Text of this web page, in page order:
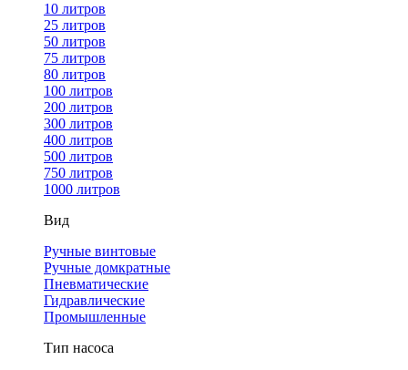
10 литров
25 литров
50 литров
75 литров
80 литров
100 литров
200 литров
300 литров
400 литров
500 литров
750 литров
1000 литров
Вид
Ручные винтовые
Ручные домкратные
Пневматические
Гидравлические
Промышленные
Тип насоса